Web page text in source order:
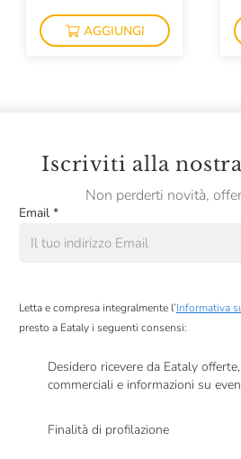
Contini
Cotar
Croci
Denis Montanar
Di Majo Norante
AGGIUNGI
Iscriviti alla
Non perderti novità,
Email *
Letta e compresa integralmente l’Informativa
presto a Eataly i seguenti consensi:
Desidero ricevere da Eataly
commerciali e informazioni su
Finalità di profilazione